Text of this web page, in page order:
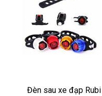
Đèn sau xe đạp Rubi